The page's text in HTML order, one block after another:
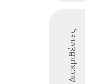
Διακριθέντες